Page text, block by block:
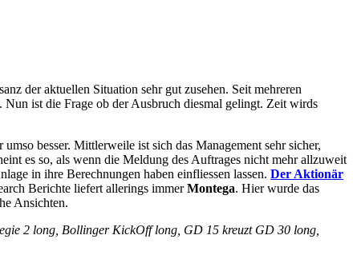
der aktuellen Situation sehr gut zusehen. Seit mehreren
ist die Frage ob der Ausbruch diesmal gelingt. Zeit wirds
besser. Mittlerweile ist sich das Management sehr sicher,
es so, als wenn die Meldung des Auftrages nicht mehr allzuweit
in ihre Berechnungen haben einfliessen lassen. Der Aktionär
Berichte liefert allerings immerMontega. Hier wurde das
Ansichten.
2 long, Bollinger KickOff long, GD 15 kreuzt GD 30 long,